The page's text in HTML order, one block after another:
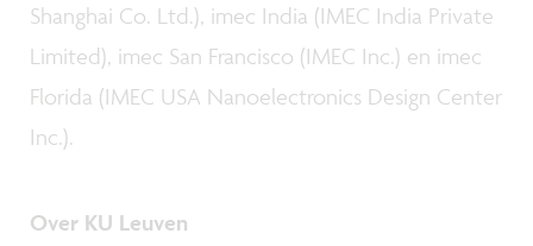
Shanghai Co. Ltd.), imec India (IMEC India Private
Limited), imec San Francisco (IMEC Inc.) en imec
Florida (IMEC USA Nanoelectronics Design Center
Inc.).
Over KU Leuven